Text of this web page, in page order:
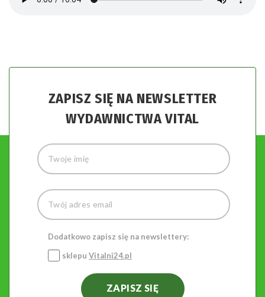
ZAPISZ SIĘ NA NEWSLETTER
WYDAWNICTWA VITAL
Dodatkowo zapisz się na newslettery:
sklepu Vitalni24.pl
ZAPISZ SIĘ